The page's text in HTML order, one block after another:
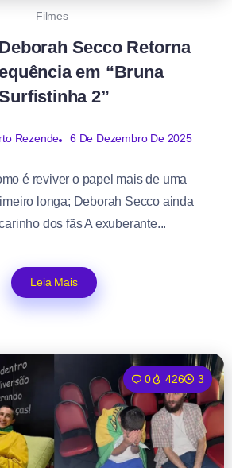
Filmes
Secco Retorna
em “Bruna
2”
Rezende 6 De Dezembro De 2025
é reviver o papel mais de uma
longa; Deborah Secco ainda
dos fãs A exuberante...
Leia Mais
0 426 3